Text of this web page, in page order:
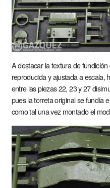
A destacar la textura de
reproducida y ajustada a escala,
entre las piezas 22, 23 y 27
pues la torreta original se fundía
como tal una vez montado el